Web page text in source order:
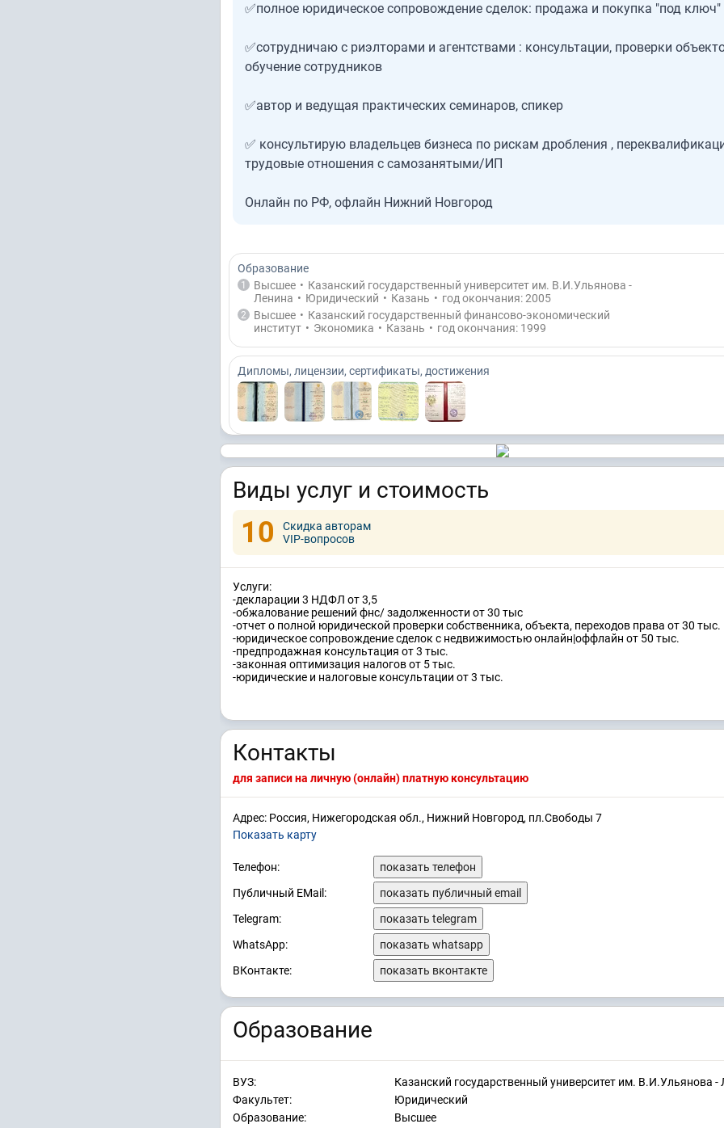
✅полное юридическое сопровождение сделок: продажа и покупка "под ключ"
✅сотрудничаю с риэлторами и агентствами : консультации, проверки
обучение сотрудников
✅автор и ведущая практических семинаров, спикер
✅ консультирую владельцев бизнеса по рискам дробления ,
трудовые отношения с самозанятыми/ИП
Онлайн по РФ, офлайн Нижний Новгород
Образование
1 Высшее • Казанский государственный университет им. В.И.Ульянова -
Ленина • Юридический • Казань • год окончания: 2005
2 Высшее • Казанский государственный финансово-экономический
институт • Экономика • Казань • год окончания: 1999
Дипломы, лицензии, сертификаты, достижения
Виды услуг и стоимость
10
Скидка авторам
VIP-вопросов
Услуги:
-декларации 3 НДФЛ от 3,5
-обжалование решений фнс/ задолженности от 30 тыс
-отчет о полной юридической проверки собственника, объекта, переходов права от 30 тыс.
-юридическое сопровождение сделок с недвижимостью онлайн|оффлайн от 50 тыс.
-предпродажная консультация от 3 тыс.
-законная оптимизация налогов от 5 тыс.
-юридические и налоговые консультации от 3 тыс.
Контакты
для записи на личную (онлайн) платную консультацию
Адрес: Россия, Нижегородская обл., Нижний Новгород, пл.Свободы 7
Показать карту
Телефон:
показать телефон
Публичный EMail:
показать публичный email
Telegram:
показать telegram
WhatsApp:
показать whatsapp
ВКонтакте:
показать вконтакте
Образование
ВУЗ:
Казанский государственный университет им. В.И.Ульянова -
Факультет:
Юридический
Образование:
Высшее